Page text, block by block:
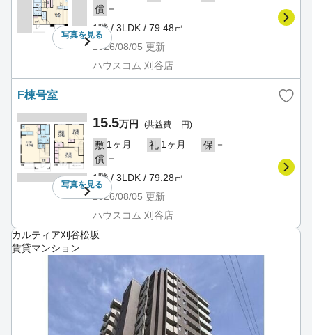
写真を見る
償 －
1階 / 3LDK / 79.48㎡
2026/08/05 更新
ハウスコム 刈谷店
F棟号室
写真を見る
15.5万円 (共益費 －円)
敷 1ヶ月 礼 1ヶ月 保 －
償 －
1階 / 3LDK / 79.28㎡
2026/08/05 更新
ハウスコム 刈谷店
カルティア刈谷松坂
賃貸マンション